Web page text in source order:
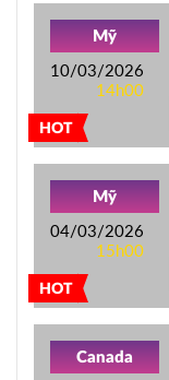
HOT
Mỹ
10/03/2026
14h00
HOT
Mỹ
04/03/2026
15h00
Canada